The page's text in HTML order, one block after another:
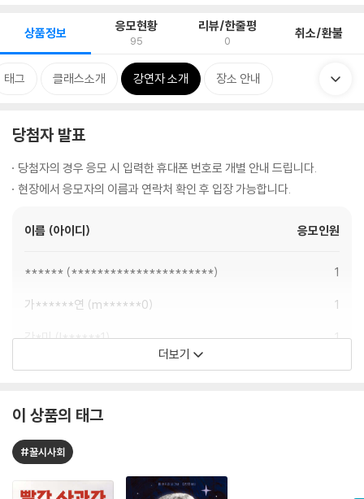
상품정보 응모현황
95
리뷰/한줄평
0 취소/환불
태그 클래스소개 강연자 소개 장소 안내
당첨자 발표
당첨자의 경우 응모 시 입력한 휴대폰 번호로 개별 안내 드립니다.
현장에서 응모자의 이름과 연락처 확인 후 입장 가능합니다.
이름 (아이디) 응모인원
****** ********************** 1
가******연 m******0 1
강*미 l******1 1
강*진 y****4 1
강*영 g*********5
더보기
이 상품의 태그
#꿀시사회